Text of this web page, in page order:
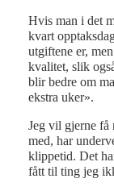
Hvis man i det
kvart
utgiftene er,
kvalitet, slik
blir bedre om
ekstra uker».
Jeg vil gjerne få
med, har
klippetid. Det
fått til ting jeg